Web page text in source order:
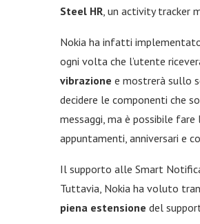
Steel HR, un activity tracker
Nokia ha infatti
ogni volta che l’utente
vibrazione e mostrerà sullo
decidere le componenti che
messaggi, ma è possibile fare
appuntamenti, anniversari e
Il supporto alle Smart
Tuttavia, Nokia ha voluto
piena estensione del